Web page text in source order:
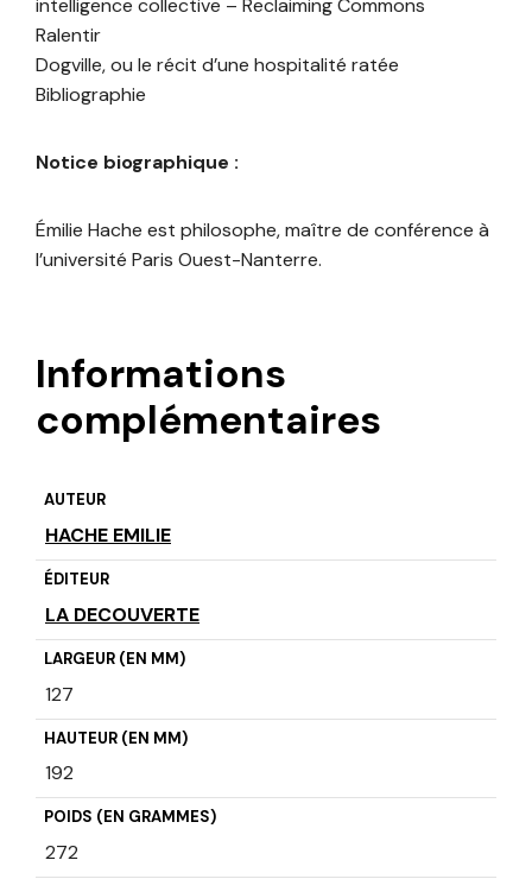
intelligence collective – Reclaiming Commons
Ralentir
Dogville, ou le récit d’une hospitalité ratée
Bibliographie
Notice biographique :
Émilie Hache est philosophe, maître de conférence à
l’université Paris Ouest-Nanterre.
Informations
complémentaires
AUTEUR
HACHE EMILIE
ÉDITEUR
LA DECOUVERTE
LARGEUR (EN MM)
127
HAUTEUR (EN MM)
192
POIDS (EN GRAMMES)
272